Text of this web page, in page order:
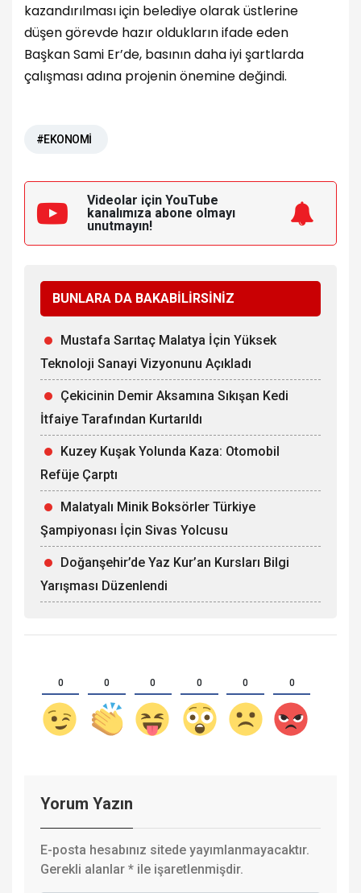
kazandırılması için belediye olarak üstlerine
düşen görevde hazır oldukların ifade eden
Başkan Sami Er’de, basının daha iyi şartlarda
çalışması adına projenin önemine değindi.
#EKONOMİ
Videolar için YouTube
kanalımıza abone olmayı
unutmayın!
BUNLARA DA BAKABİLİRSİNİZ
Mustafa Sarıtaç Malatya İçin Yüksek
Teknoloji Sanayi Vizyonunu Açıkladı
Çekicinin Demir Aksamına Sıkışan Kedi
İtfaiye Tarafından Kurtarıldı
Kuzey Kuşak Yolunda Kaza: Otomobil
Refüje Çarptı
Malatyalı Minik Boksörler Türkiye
Şampiyonası İçin Sivas Yolcusu
Doğanşehir’de Yaz Kur’an Kursları Bilgi
Yarışması Düzenlendi
0 0 0 0 0 0
Yorum Yazın
E-posta hesabınız sitede yayımlanmayacaktır.
Gerekli alanlar * ile işaretlenmişdir.